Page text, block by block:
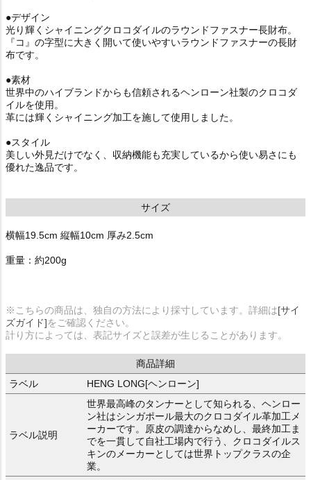
●デザイン
光り輝くシャイニングクロコダイルのラウンドファスナー長財布。
『コ』の字型に大きく開いて使いやすいラウンドファスナーの長財
布です。
●素材
世界中のハイブランドからも信頼されるヘンローン社製のクロコダ
イルを使用。
革には輝くシャイニング加工を施して使用しました。
●スタイル
美しい外見だけでなく、収納機能も充実しているから使い易さにも
優れた逸品です。
サイズ
横幅19.5cm 縦幅10cm 厚み2.5cm
重量：約200g
※こちらの商品は、独自の方法により採寸しています。詳細は[サイ
ズガイド]をご確認ください。
計り方によっては、表記サイズと誤差が生じることがあります。
商品詳細
ラベル
HENG LONG[ヘンローン]
ラベル説明
世界最高峰のタンナーとして知られる、ヘンロー
ン社はシンガポール最大のクロコダイル革加工メ
ーカーです。原皮の調達からなめし、最終加工ま
でを一貫して自社工場内で行う、クロコダイルス
キンのメーカーとしては世界トップクラスの企
業。